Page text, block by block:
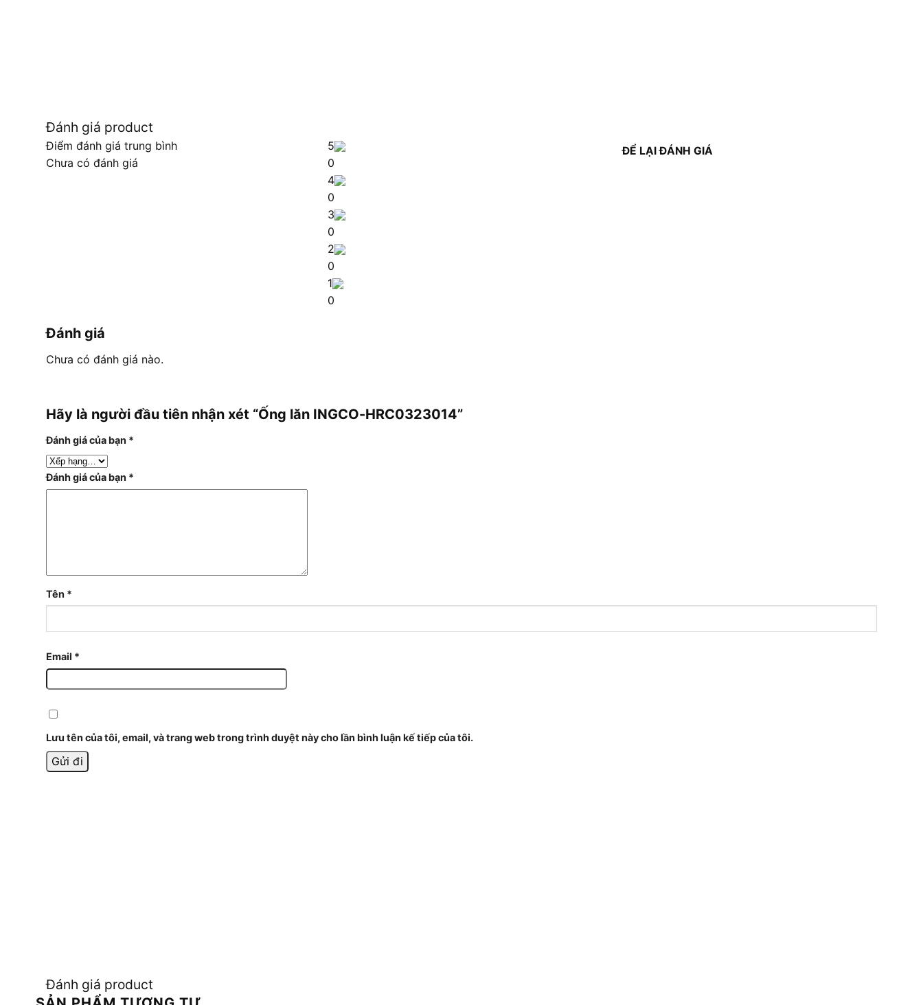
Đánh giá product
Điểm đánh giá trung bình
Chưa có đánh giá
5
0
4
0
3
0
2
0
1
0
ĐỂ LẠI ĐÁNH GIÁ
Đánh giá
Chưa có đánh giá nào.
Hãy là người đầu tiên nhận xét “Ống lăn INGCO-HRC0323014”
Đánh giá của bạn *
Đánh giá của bạn *
Tên *
Email *
Lưu tên của tôi, email, và trang web trong trình duyệt này cho lần bình luận kế tiếp của tôi.
Đánh giá product